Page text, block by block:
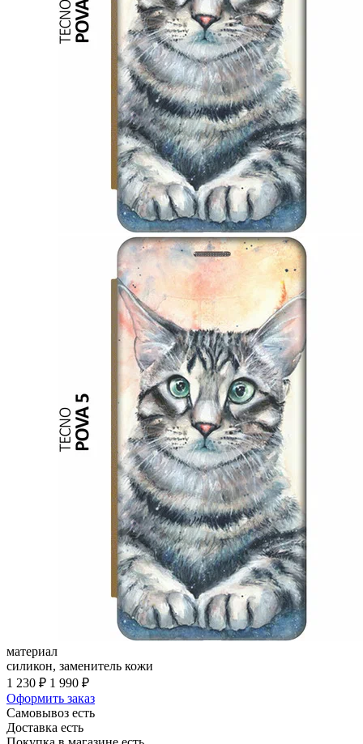
материал
силикон, заменитель кожи
1 230 ₽ 1 990 ₽
Оформить заказ
Самовывоз есть
Доставка есть